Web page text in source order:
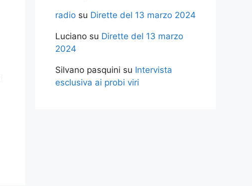
radio su Dirette del 13 marzo 2024
Luciano su Dirette del 13 marzo
2024
Silvano pasquini su Intervista
esclusiva ai probi viri